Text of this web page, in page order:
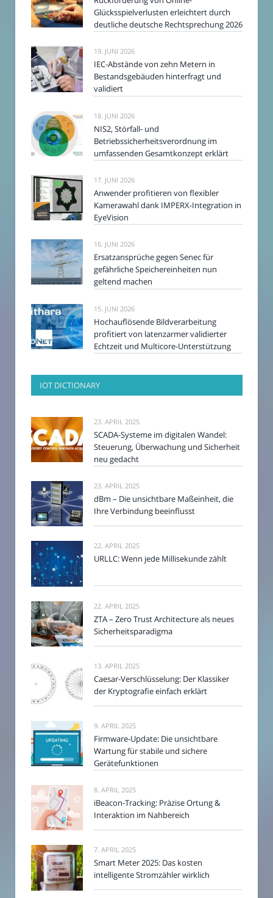
Glücksspielverlusten erleichtert durch
deutliche deutsche Rechtsprechung 2026
19. JUNI 2026
IEC-Abstände von zehn Metern in
Bestandsgebäuden hinterfragt und
validiert
18. JUNI 2026
NIS2, Störfall- und
Betriebssicherheitsverordnung im
umfassenden Gesamtkonzept erklärt
17. JUNI 2026
Anwender profitieren von flexibler
Kamerawahl dank IMPERX-Integration in
EyeVision
16. JUNI 2026
Ersatzansprüche gegen Senec für
gefährliche Speichereinheiten nun
geltend machen
15. JUNI 2026
Hochauflösende Bildverarbeitung
profitiert von latenzarmer validierter
Echtzeit und Multicore-Unterstützung
IOT DICTIONARY
23. APRIL 2025
SCADA-Systeme im digitalen Wandel:
Steuerung, Überwachung und Sicherheit
neu gedacht
23. APRIL 2025
dBm – Die unsichtbare Maßeinheit, die
Ihre Verbindung beeinflusst
22. APRIL 2025
URLLC: Wenn jede Millisekunde zählt
22. APRIL 2025
ZTA – Zero Trust Architecture als neues
Sicherheitsparadigma
13. APRIL 2025
Caesar-Verschlüsselung: Der Klassiker
der Kryptografie einfach erklärt
9. APRIL 2025
Firmware-Update: Die unsichtbare
Wartung für stabile und sichere
Gerätefunktionen
8. APRIL 2025
iBeacon-Tracking: Präzise Ortung &
Interaktion im Nahbereich
7. APRIL 2025
Smart Meter 2025: Das kosten
intelligente Stromzähler wirklich